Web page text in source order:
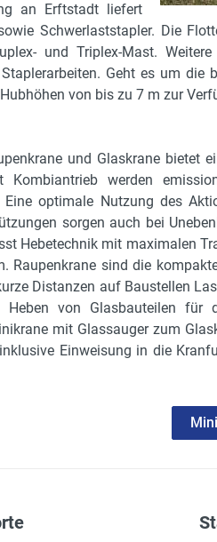
an Erftstadt liefert
Schwerlaststapler. Die
und Triplex-Mast.
Geht es um die
von bis zu 7 m zur
und Glaskrane bietet
Kombiantrieb werden
optimale Nutzung des
sorgen auch bei
Hebetechnik mit maximalen
Raupenkrane sind die
Distanzen auf Baustellen
von Glasbauteilen für
mit Glassauger zum
Einweisung in die